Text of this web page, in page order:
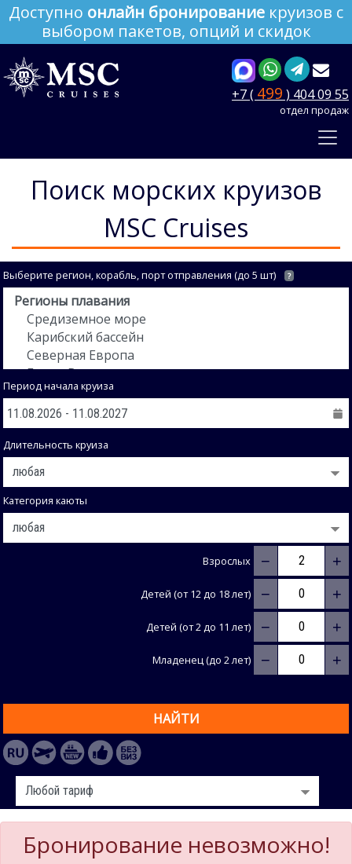
Доступно онлайн бронирование круизов с
выбором пакетов, опций и скидок
+7 ( 499 ) 404 09 55
отдел продаж
Поиск морских круизов
MSC Cruises
Выберите регион, корабль, порт отправления (до 5 шт) ?
Период начала круиза
Длительность круиза
Категория каюты
Взрослых − +
Детей (от 12 до 18 лет) − +
Детей (от 2 до 11 лет) − +
Младенец (до 2 лет) − +
НАЙТИ
Бронирование невозможно!